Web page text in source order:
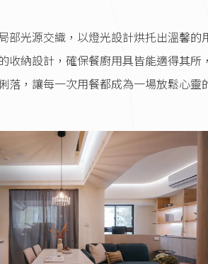
部光源交織，以燈光設計烘托出溫馨的
收納設計，確保餐廚用具皆能適得其所
落，讓每一次用餐都成為一場放鬆心靈